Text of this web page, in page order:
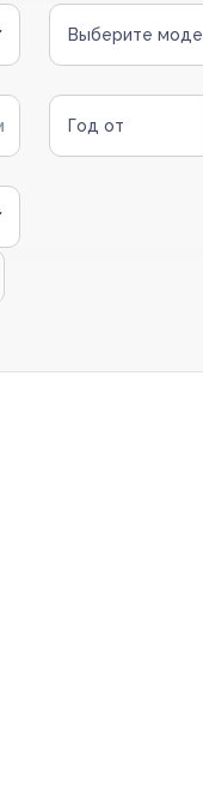
Выберите
Год от